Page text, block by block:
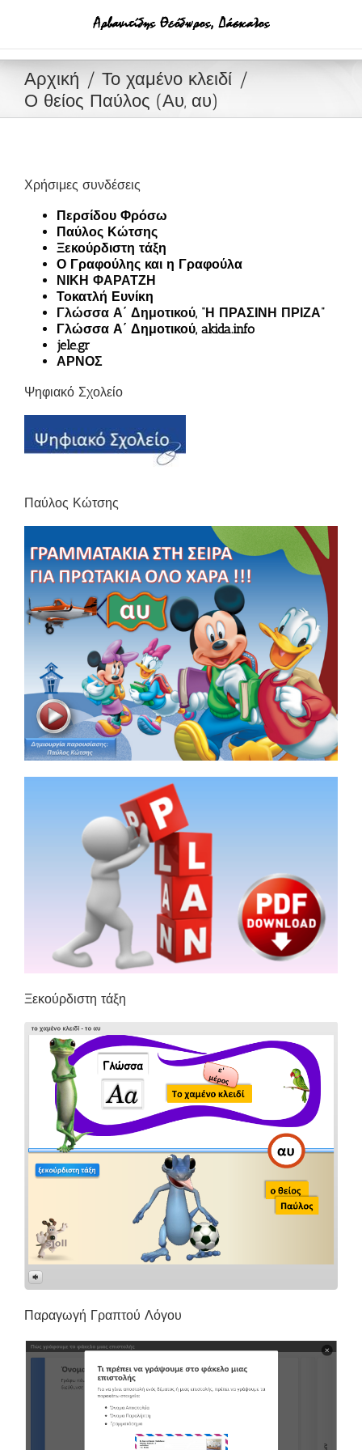
Αρχική
Το χαμένο κλειδί
Ο θείος Παύλος (Αυ, αυ)
Χρήσιμες συνδέσεις
Περσίδου Φρόσω
Παύλος Κώτσης
Ξεκούρδιστη τάξη
Ο Γραφούλης και η Γραφούλα
ΝΙΚΗ ΦΑΡΑΤΖΗ
Τοκατλή Ευνίκη
Γλώσσα Α΄ Δημοτικού, “Η ΠΡΑΣΙΝΗ ΠΡΙΖΑ”
Γλώσσα Α΄ Δημοτικού, akida.info
jele.gr
ΑΡΝΟΣ
Ψηφιακό Σχολείο
Παύλος Κώτσης
Ξεκούρδιστη τάξη
Παραγωγή Γραπτού Λόγου